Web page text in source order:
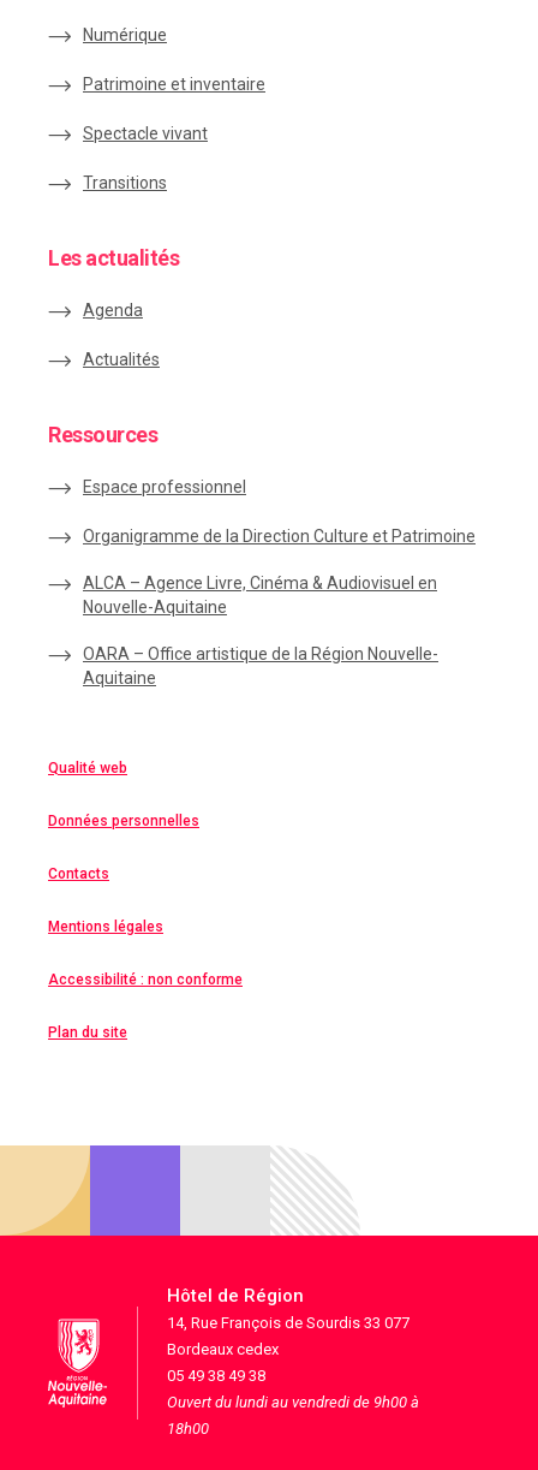
Numérique
Patrimoine et inventaire
Spectacle vivant
Transitions
Les actualités
Agenda
Actualités
Ressources
Espace professionnel
Organigramme de la Direction Culture et Patrimoine
ALCA – Agence Livre, Cinéma & Audiovisuel en
Nouvelle-Aquitaine
OARA – Office artistique de la Région Nouvelle-
Aquitaine
Qualité web
Données personnelles
Contacts
Mentions légales
Accessibilité : non conforme
Plan du site
Hôtel de Région
14, Rue François de Sourdis 33 077
Bordeaux cedex
05 49 38 49 38
Ouvert du lundi au vendredi de 9h00 à
18h00